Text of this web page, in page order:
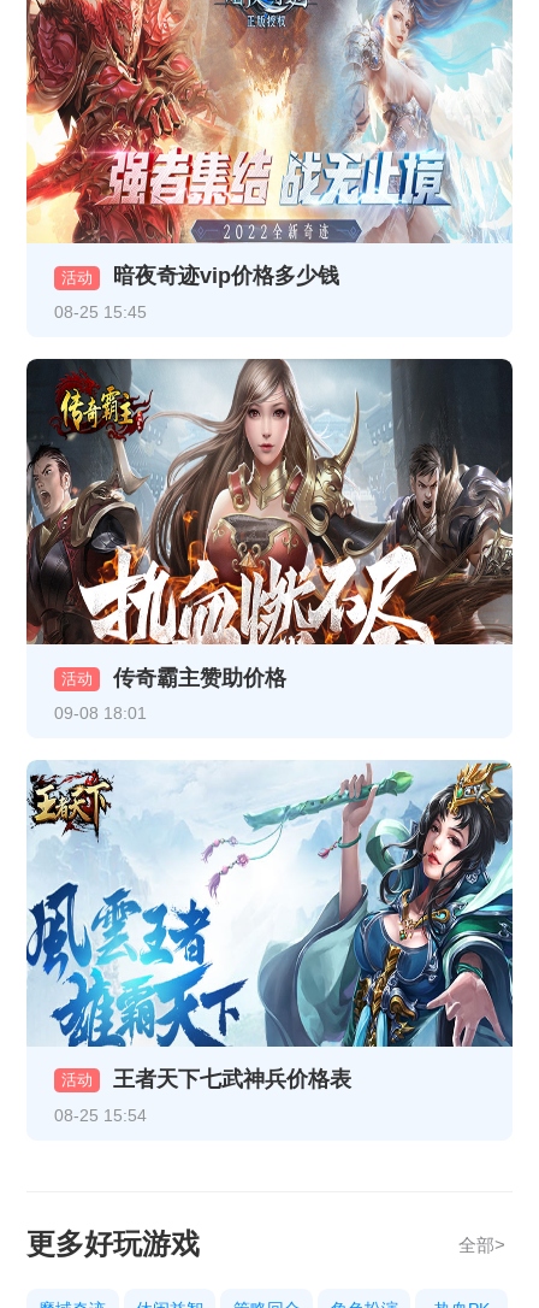
《龙破九天》12月30日10:00-12:00 合服公告
《龙破九天》1月1日10:00-12:00 合服公告
《龙破九天》12月26日10:00-12:00合服公告
《龙破九天》12月23日10:00-12:00合服公告
《至尊传说》线下累充返利活动公告
《至尊传说》VIP介绍
《热血战纪》12月8日合服公告
《龙破九天》线下返利
《乱世诸侯》11月18日合服公告
《乱世诸侯》线下活动
《热血战纪》11月17日+11月19日合服公告
《乱世诸侯》精彩开服活动
《热血战纪》10月29日-10月31日重阳线下返利活动
《天地诸神》10月20日13:00停服维护公告
《热血战纪》10月17日合服公告
《热血战纪》10月14日合服公告
《热血战纪》10月9日合服公告
《传奇时代》10月9号合服公告
《热血战纪》10月3日合服公告
《传奇时代》10月3号合服公告
《热血战纪》9月29日15:30更新公告
活动 暗夜奇迹vip价格多少钱
08-25 15:45
活动 传奇霸主赞助价格
09-08 18:01
活动 王者天下七武神兵价格表
08-25 15:54
更多好玩游戏 全部>